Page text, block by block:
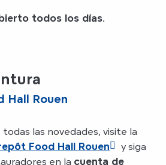
todos los días.
Hall Rouen
las novedades, visite la
Food Hall Rouen
y siga
en la cuenta de